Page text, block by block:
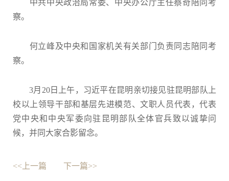
中共中央政治局常委、中央办公厅主任蔡奇陪同考
察。
何立峰及中央和国家机关有关部门负责同志陪同考
察。
3月20日上午，习近平在昆明亲切接见驻昆明部队上
校以上领导干部和基层先进模范、文职人员代表，代表
党中央和中央军委向驻昆明部队全体官兵致以诚挚问
候，并同大家合影留念。
<<上一篇 下一篇>>